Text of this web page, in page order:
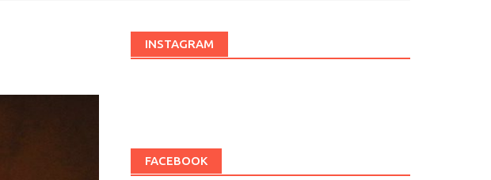
INSTAGRAM
FACEBOOK